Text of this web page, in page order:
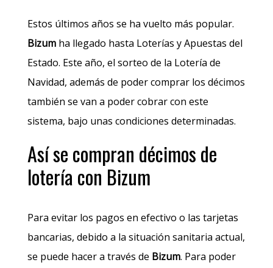
Estos últimos años se ha vuelto más popular.
Bizumha llegado hasta Loterías y Apuestas del
Estado. Este año, el sorteo de la Lotería de
Navidad, además de poder comprar los décimos
también se van a poder cobrar con este
sistema, bajo unas condiciones determinadas.
Así se compran décimos de
lotería con Bizum
Para evitar los pagos en efectivo o las tarjetas
bancarias, debido a la situación sanitaria actual,
se puede hacer a través de Bizum. Para poder